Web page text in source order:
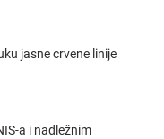
jasne crvene linije
a i nadležnim